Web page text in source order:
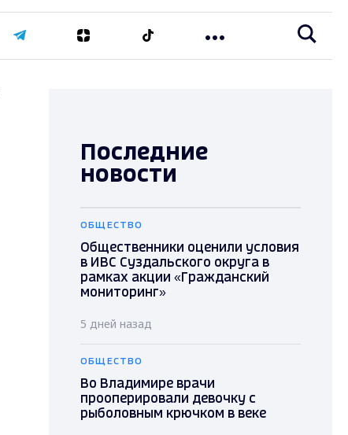
Последние
новости
ОБЩЕСТВО
Общественники оценили условия
в ИВС Суздальского округа в
рамках акции «Гражданский
мониторинг»
5 дней назад
ОБЩЕСТВО
Во Владимире врачи
прооперировали девочку с
рыболовным крючком в веке